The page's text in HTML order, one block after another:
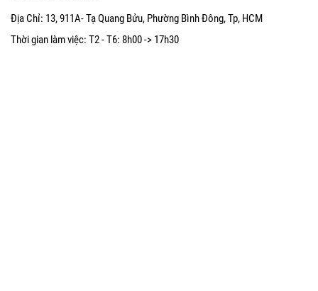
Địa Chỉ: 13, 911A- Tạ Quang Bửu, Phường Bình Đông, Tp, HCM
Thời gian làm việc: T2 - T6: 8h00 -> 17h30